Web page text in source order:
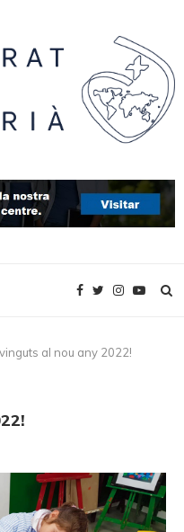
al nou any 2022!